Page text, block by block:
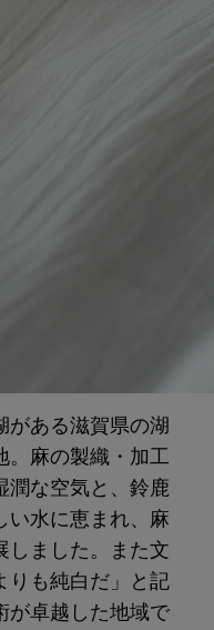
がある滋賀県の湖
。麻の製織・加工
潤な空気と、鈴鹿
い水に恵まれ、麻
しました。また文
りも純白だ」と記
が卓越した地域で